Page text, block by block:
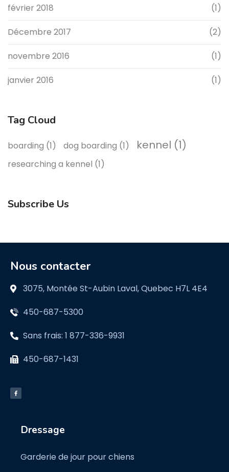
février 2018 (1)
Décembre 2017 (2)
novembre 2016 (1)
janvier 2016 (1)
Tag Cloud
boarding (1) dog boarding (1) kennel (1)
researching a kennel (1)
Subscribe Us
Nous contacter
3075, Montée St-Aubin Laval, Quebec H7L 4E4
450-687-5300
Sans frais: 1 877-336-9931
450-687-1431
Dressage
Garderie de jour pour chiens